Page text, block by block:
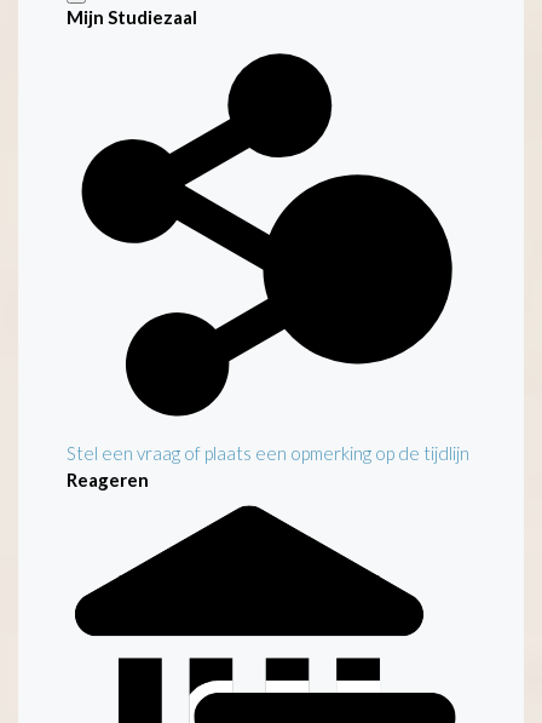
Mijn Studiezaal
Stel een vraag of plaats een opmerking op de tijdlijn
Reageren